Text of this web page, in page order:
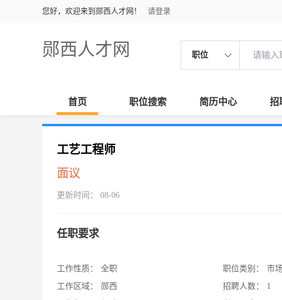
您好，欢迎来到郧西人才网！ 请登录
郧西人才网 职位
首页 职位搜索 简历中心 招
工艺工程师
面议
更新时间： 08-06
任职要求
工作性质：
全职
工作区域：
郧西
职位类别：
市
招聘人数：
1